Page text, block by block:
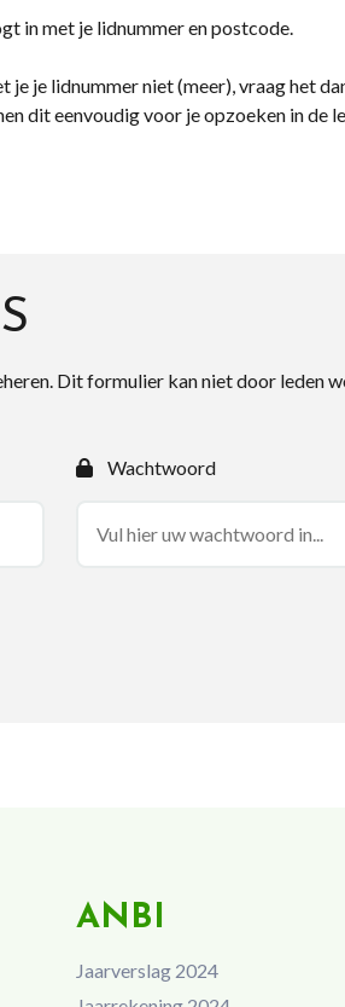
in met je lidnummer en postcode.
je je lidnummer niet (meer), vraag het
dit eenvoudig voor je opzoeken in de
Dit formulier kan niet door leden
Wachtwoord
ANBI
Jaarverslag 2024